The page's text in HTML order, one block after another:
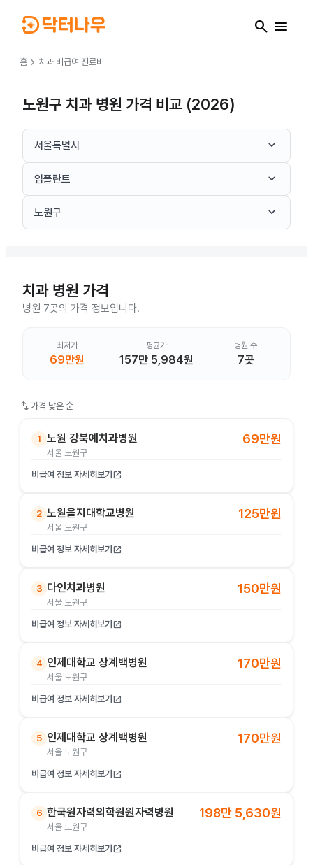
search menu
홈 chevron_right 치과 비급여 진료비
노원구 치과 병원 가격 비교 (2026)
서울특별시 keyboard_arrow_down
임플란트 keyboard_arrow_down
노원구 keyboard_arrow_down
치과 병원 가격
병원 7곳의 가격 정보입니다.
최저가
69만원
평균가
157만 5,984원
병원 수
7곳
swap_vert 가격 낮은 순
1 노원 강북예치과병원
서울 노원구
69만원
비급여 정보 자세히보기 open_in_new
2 노원을지대학교병원
서울 노원구
125만원
비급여 정보 자세히보기 open_in_new
3 다인치과병원
서울 노원구
150만원
비급여 정보 자세히보기 open_in_new
4 인제대학교 상계백병원
서울 노원구
170만원
비급여 정보 자세히보기 open_in_new
5 인제대학교 상계백병원
서울 노원구
170만원
비급여 정보 자세히보기 open_in_new
6 한국원자력의학원원자력병원
서울 노원구
198만 5,630원
비급여 정보 자세히보기 open_in_new